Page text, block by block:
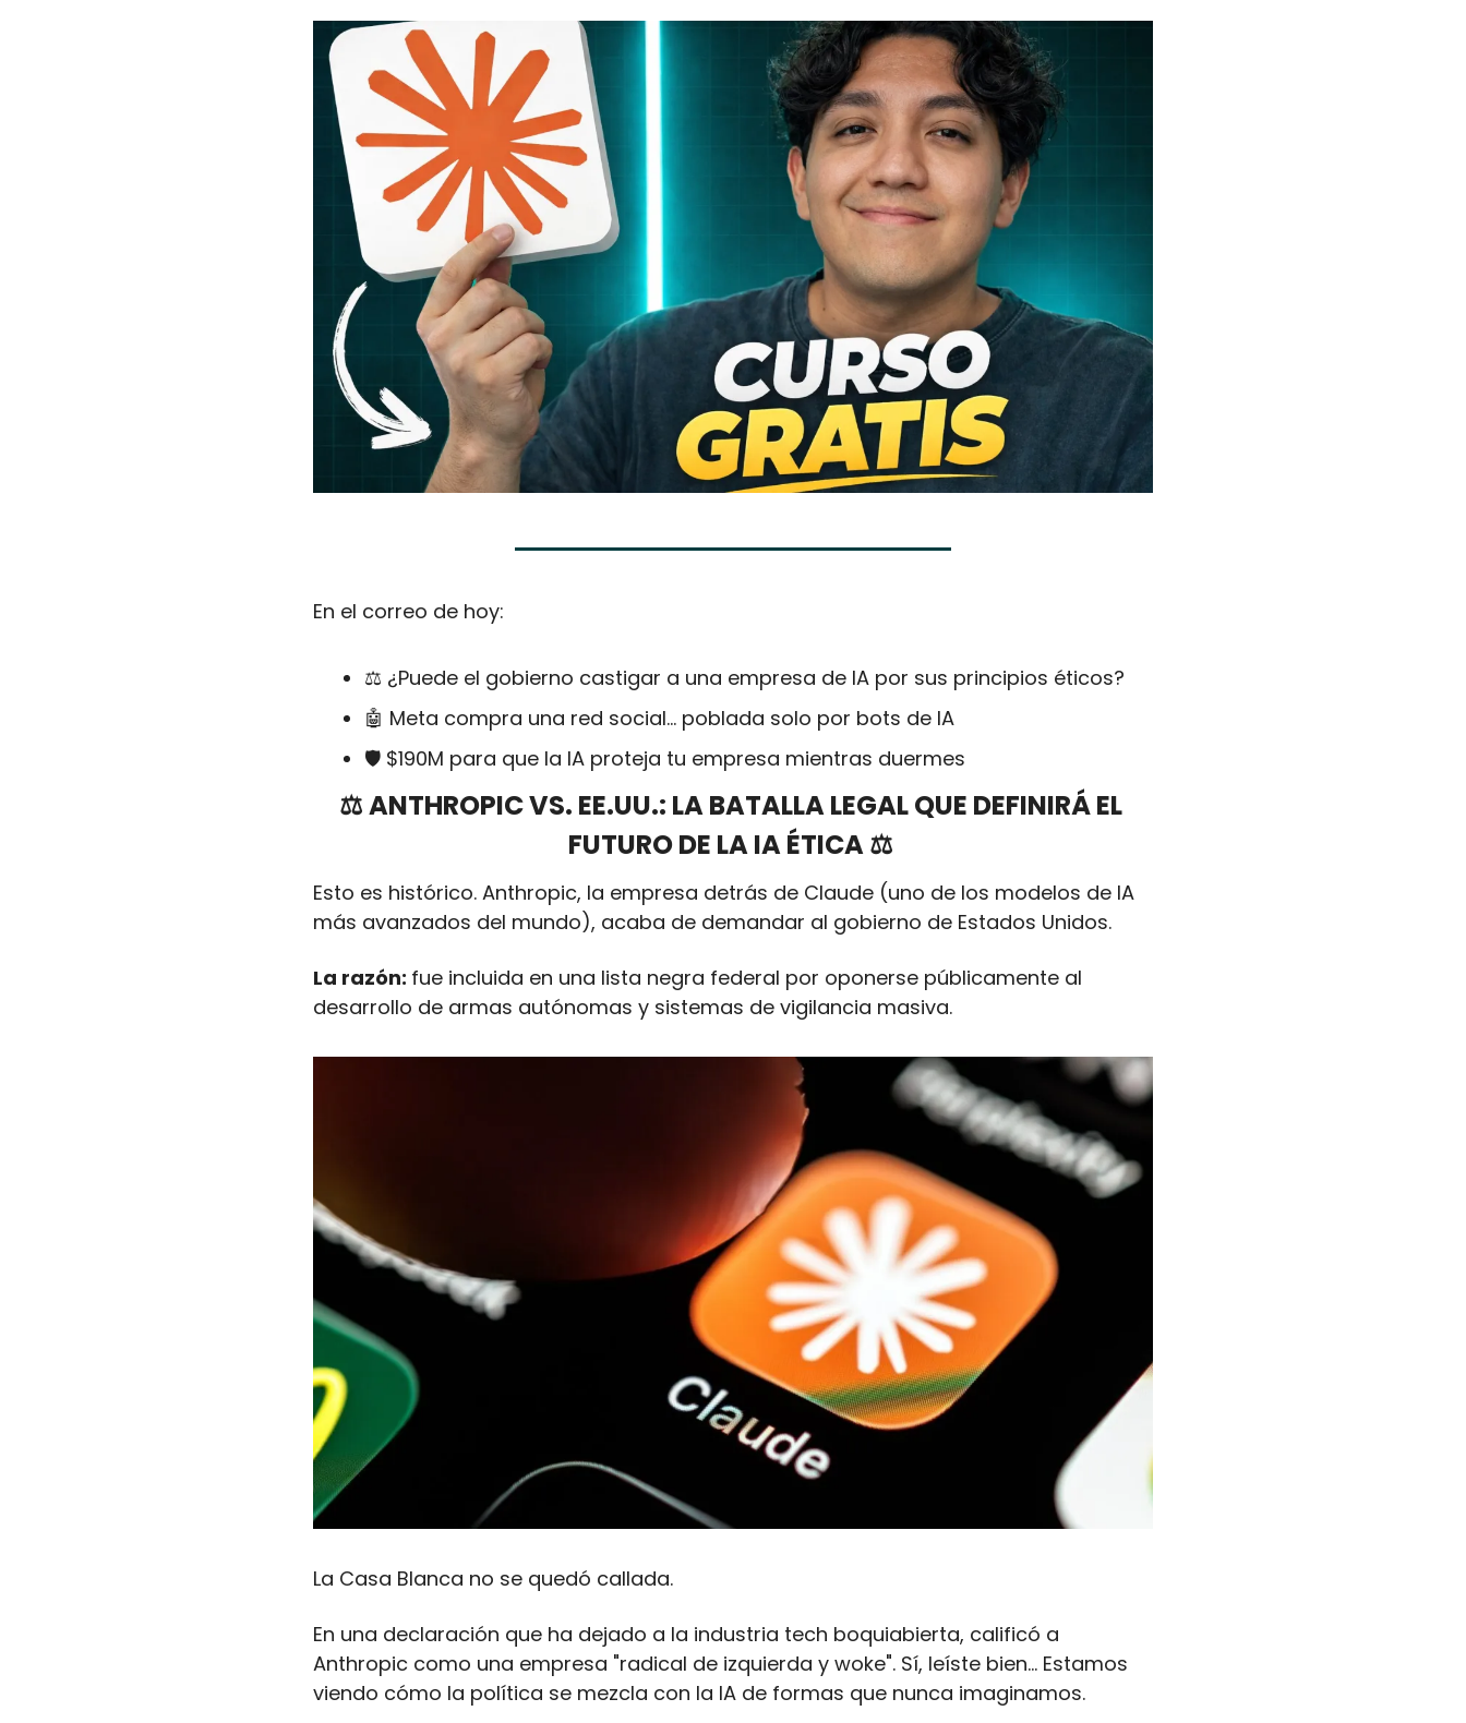
En el correo de hoy:
⚖️ ¿Puede el gobierno castigar a una empresa de IA por sus principios éticos?
🤖 Meta compra una red social... poblada solo por bots de IA
🛡️ $190M para que la IA proteja tu empresa mientras duermes
⚖️ ANTHROPIC VS. EE.UU.: LA BATALLA LEGAL QUE DEFINIRÁ EL
FUTURO DE LA IA ÉTICA ⚖️
Esto es histórico. Anthropic, la empresa detrás de Claude (uno de los modelos de IA
más avanzados del mundo), acaba de demandar al gobierno de Estados Unidos.
La razón: fue incluida en una lista negra federal por oponerse públicamente al
desarrollo de armas autónomas y sistemas de vigilancia masiva.
La Casa Blanca no se quedó callada.
En una declaración que ha dejado a la industria tech boquiabierta, calificó a
Anthropic como una empresa "radical de izquierda y woke". Sí, leíste bien... Estamos
viendo cómo la política se mezcla con la IA de formas que nunca imaginamos.